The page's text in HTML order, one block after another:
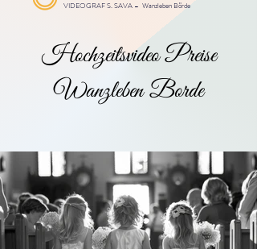
VIDEOGRAF S. SAVA – Wanzleben Börde
Hochzeitsvideo Preise
Wanzleben Borde